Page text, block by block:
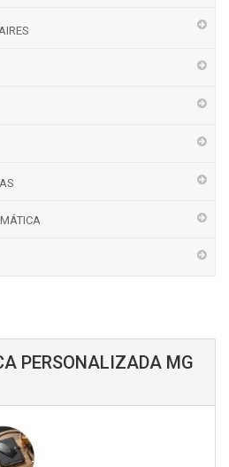
PERSONALIZADA MG